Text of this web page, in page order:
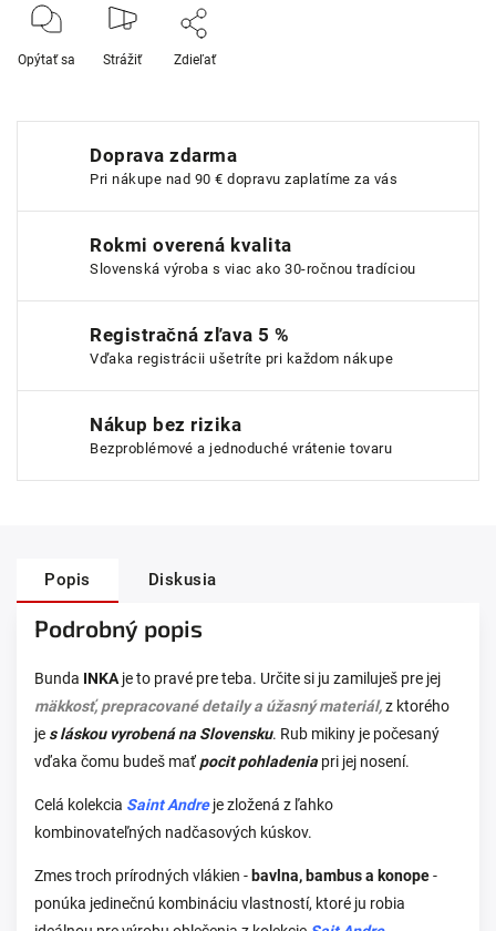
Opýtať sa Strážiť Zdieľať
Doprava zdarma
Pri nákupe nad 90 € dopravu zaplatíme za vás
Rokmi overená kvalita
Slovenská výroba s viac ako 30-ročnou tradíciou
Registračná zľava 5 %
Vďaka registrácii ušetríte pri každom nákupe
Nákup bez rizika
Bezproblémové a jednoduché vrátenie tovaru
Popis Diskusia
Podrobný popis
Bunda INKA je to pravé pre teba. Určite si ju zamiluješ pre jej
mäkkosť, prepracované detaily a úžasný materiál,z ktorého
je s láskou vyrobená na Slovensku. Rub mikiny je počesaný
vďaka čomu budeš mať pocit pohladenia pri jej nosení.
Celá kolekcia Saint Andreje zložená z ľahko
kombinovateľných nadčasových kúskov.
Zmes troch prírodných vlákien - bavlna, bambus a konope-
ponúka jedinečnú kombináciu vlastností, ktoré ju robia